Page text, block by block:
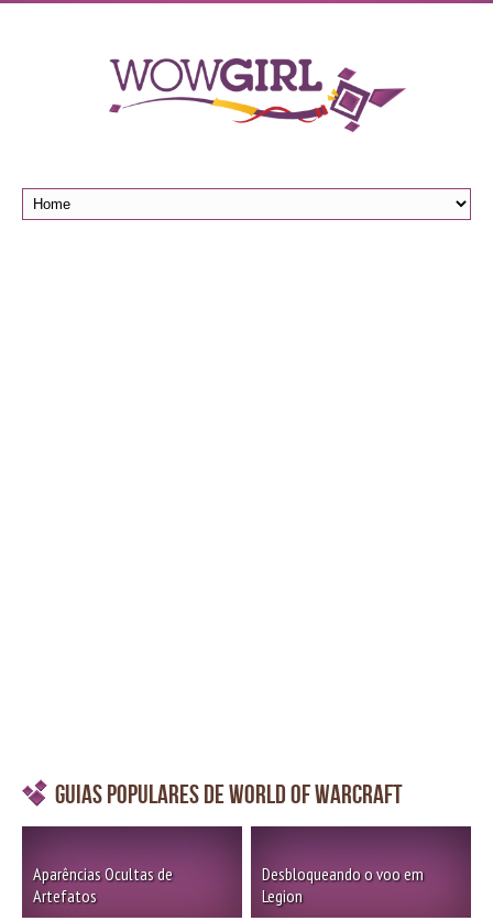
Guias Populares de World of Warcraft
Aparências Ocultas de
Artefatos
Desbloqueando o voo em
Legion